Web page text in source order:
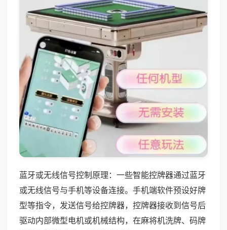
蓝牙或无线信号控制原理：一些智能控牌器通过蓝牙
或无线信号与手机等设备连接。手机端软件预设好牌
型等指令，发送信号给控牌器，控牌器接收到信号后
驱动内部微型电机或机械结构，在麻将机洗牌、码牌